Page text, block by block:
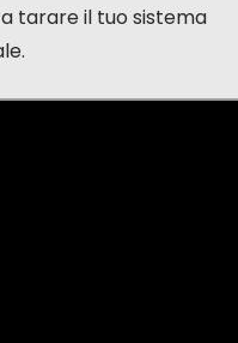
tarare il tuo sistema